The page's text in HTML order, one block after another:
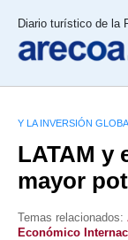
Diario turístico de la
Y LA INVERSIÓN
LATAM y
mayor
Temas relacionados:
Económico